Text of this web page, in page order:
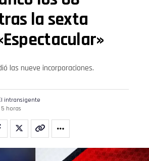
la sexta
las nueve incorporaciones.
intransigente
horas